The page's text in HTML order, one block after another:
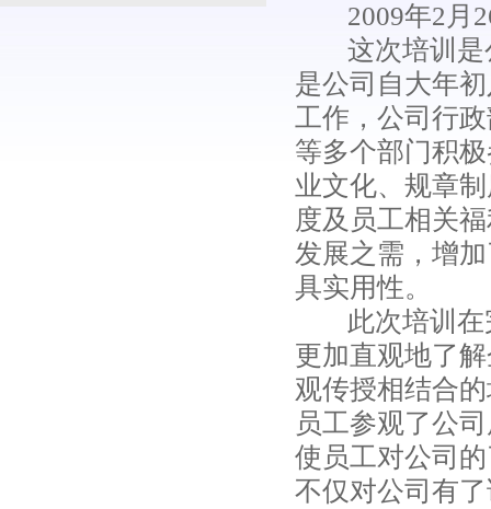
2009年2月26
这次培训是
是公司自大年
工作，公司行
等多个部门积
业文化、规章
度及员工相关
发展之需，增
具实用性。
此次培训在
更加直观地了
观传授相结合
员工参观了公
使员工对公司
不仅对公司有